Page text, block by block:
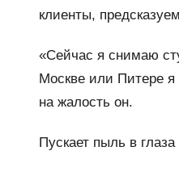
клиенты,
«Сейчас я снимаю
Москве или Питере
на жалость он.
Пускает пыль в глаза